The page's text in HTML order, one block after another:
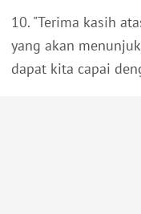
10. "Terima kasih
yang akan
dapat kita capai